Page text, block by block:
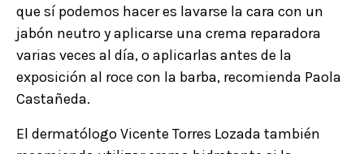
que sí podemos hacer es lavarse la cara con un
jabón neutro y aplicarse una crema reparadora
varias veces al día, o aplicarlas antes de la
exposición al roce con la barba, recomienda Paola
Castañeda.
El dermatólogo Vicente Torres Lozada también